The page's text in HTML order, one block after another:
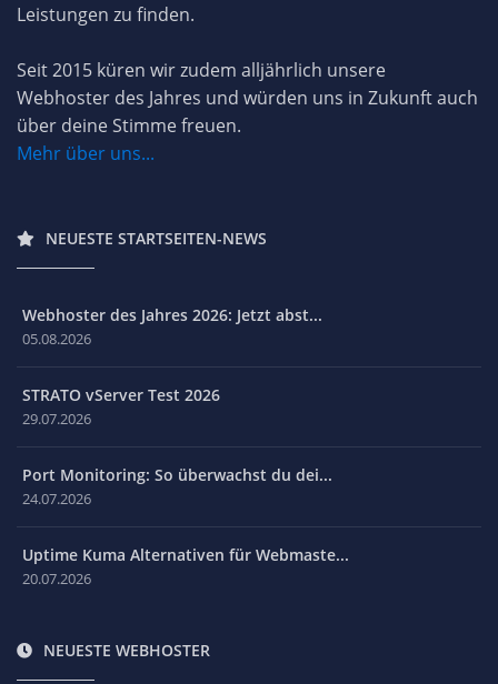
Leistungen zu finden.
Seit 2015 küren wir zudem alljährlich unsere
Webhoster des Jahres und würden uns in Zukunft auch
über deine Stimme freuen.
Mehr über uns...
NEUESTE STARTSEITEN-NEWS
Webhoster des Jahres 2026: Jetzt abst...
05.08.2026
STRATO vServer Test 2026
29.07.2026
Port Monitoring: So überwachst du dei...
24.07.2026
Uptime Kuma Alternativen für Webmaste...
20.07.2026
NEUESTE WEBHOSTER